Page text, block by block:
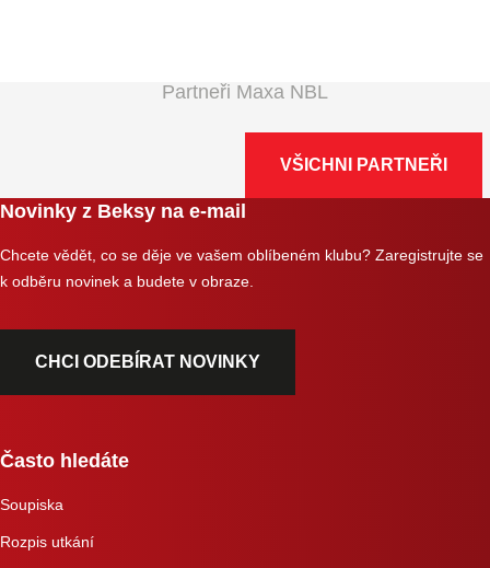
Partneři Maxa NBL
VŠICHNI PARTNEŘI
Novinky z Beksy na e-mail
Chcete vědět, co se děje ve vašem oblíbeném klubu? Zaregistrujte se
k odběru novinek a budete v obraze.
CHCI ODEBÍRAT NOVINKY
Často hledáte
Soupiska
Rozpis utkání